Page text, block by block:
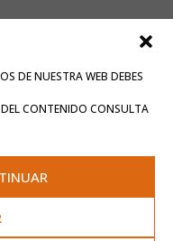
DE NUESTRA WEB DEBES
CONTENIDO CONSULTA
.